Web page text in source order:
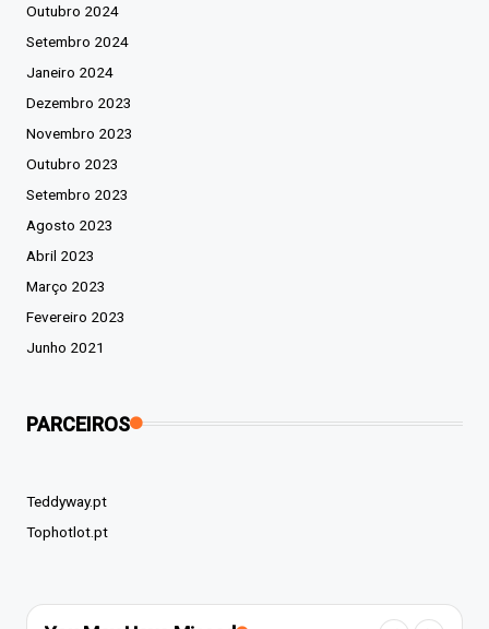
Outubro 2024
Setembro 2024
Janeiro 2024
Dezembro 2023
Novembro 2023
Outubro 2023
Setembro 2023
Agosto 2023
Abril 2023
Março 2023
Fevereiro 2023
Junho 2021
PARCEIROS
Teddyway.pt
Tophotlot.pt